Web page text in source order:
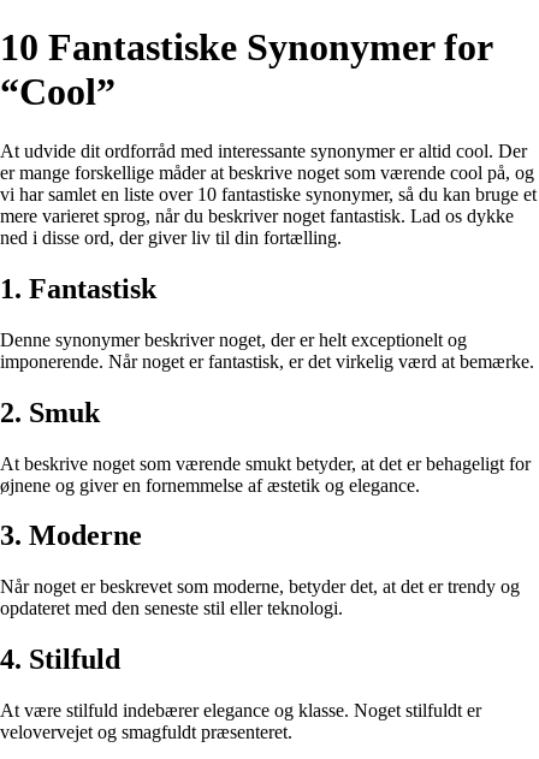
10 Fantastiske Synonymer for
“Cool”
At udvide dit ordforråd med interessante synonymer er altid cool. Der
er mange forskellige måder at beskrive noget som værende cool på, og
vi har samlet en liste over 10 fantastiske synonymer, så du kan bruge et
mere varieret sprog, når du beskriver noget fantastisk. Lad os dykke
ned i disse ord, der giver liv til din fortælling.
1. Fantastisk
Denne synonymer beskriver noget, der er helt exceptionelt og
imponerende. Når noget er fantastisk, er det virkelig værd at bemærke.
2. Smuk
At beskrive noget som værende smukt betyder, at det er behageligt for
øjnene og giver en fornemmelse af æstetik og elegance.
3. Moderne
Når noget er beskrevet som moderne, betyder det, at det er trendy og
opdateret med den seneste stil eller teknologi.
4. Stilfuld
At være stilfuld indebærer elegance og klasse. Noget stilfuldt er
velovervejet og smagfuldt præsenteret.